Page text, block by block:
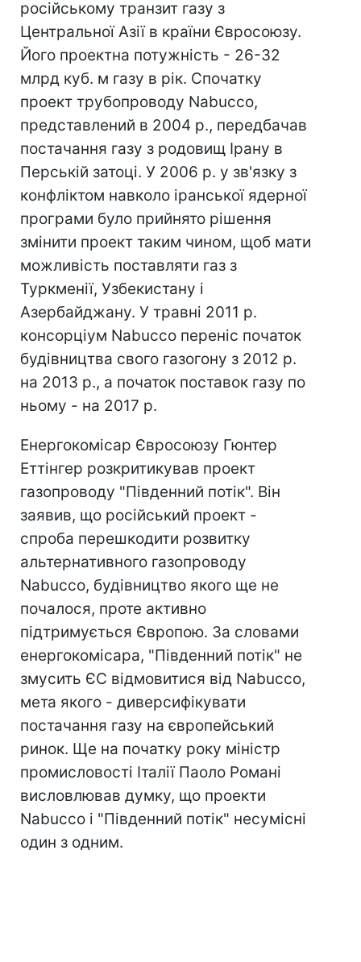
російському транзит газу з
Центральної Азії в країни Євросоюзу.
Його проектна потужність - 26-32
млрд куб. м газу в рік. Спочатку
проект трубопроводу Nabucco,
представлений в 2004 р., передбачав
постачання газу з родовищ Ірану в
Перській затоці. У 2006 р. у зв'язку з
конфліктом навколо іранської ядерної
програми було прийнято рішення
змінити проект таким чином, щоб мати
можливість поставляти газ з
Туркменії, Узбекистану і
Азербайджану. У травні 2011 р.
консорціум Nabucco переніс початок
будівництва свого газогону з 2012 р.
на 2013 р., а початок поставок газу по
ньому - на 2017 р.
Енергокомісар Євросоюзу Гюнтер
Еттінгер розкритикував проект
газопроводу "Південний потік". Він
заявив, що російський проект -
спроба перешкодити розвитку
альтернативного газопроводу
Nabucco, будівництво якого ще не
почалося, проте активно
підтримується Європою. За словами
енергокомісара, "Південний потік" не
змусить ЄС відмовитися від Nabucco,
мета якого - диверсифікувати
постачання газу на європейський
ринок. Ще на початку року міністр
промисловості Італії Паоло Романі
висловлював думку, що проекти
Nabucco і "Південний потік" несумісні
один з одним.